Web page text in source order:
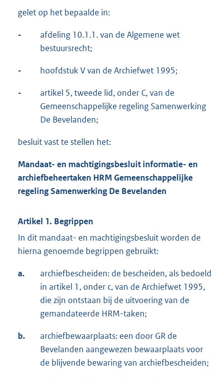
gelet op het bepaalde in:
-
afdeling 10.1.1. van de Algemene wet
bestuursrecht;
- hoofdstuk V van de Archiefwet 1995;
-
artikel 5, tweede lid, onder C, van de
Gemeenschappelijke regeling Samenwerking
De Bevelanden;
besluit vast te stellen het:
Mandaat- en machtigingsbesluit informatie- en
archiefbeheertaken HRM Gemeenschappelijke
regeling Samenwerking De Bevelanden
Artikel 1. Begrippen
In dit mandaat- en machtigingsbesluit worden de
hierna genoemde begrippen gebruikt:
a.
archiefbescheiden: de bescheiden, als bedoeld
in artikel 1, onder c, van de Archiefwet 1995,
die zijn ontstaan bij de uitvoering van de
gemandateerde HRM-taken;
b.
archiefbewaarplaats: een door GR de
Bevelanden aangewezen bewaarplaats voor
de blijvende bewaring van archiefbescheiden;